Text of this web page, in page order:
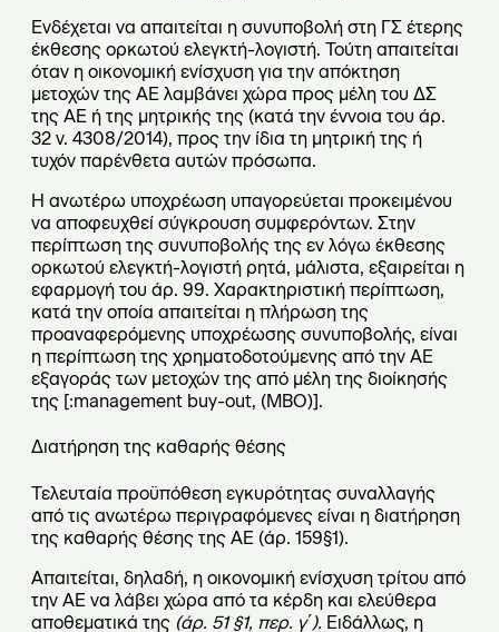
Ενδέχεται να απαιτείται η συνυποβολή στη ΓΣ έτερης
έκθεσης ορκωτού ελεγκτή-λογιστή. Τούτη απαιτείται
όταν η οικονομική ενίσχυση για την απόκτηση
μετοχών της ΑΕ λαμβάνει χώρα προς μέλη του ΔΣ
της ΑΕ ή της μητρικής της (κατά την έννοια του άρ.
32 ν. 4308/2014), προς την ίδια τη μητρική της ή
τυχόν παρένθετα αυτών πρόσωπα.
Η ανωτέρω υποχρέωση υπαγορεύεται προκειμένου
να αποφευχθεί σύγκρουση συμφερόντων. Στην
περίπτωση της συνυποβολής της εν λόγω έκθεσης
ορκωτού ελεγκτή-λογιστή ρητά, μάλιστα, εξαιρείται η
εφαρμογή του άρ. 99. Χαρακτηριστική περίπτωση,
κατά την οποία απαιτείται η πλήρωση της
προαναφερόμενης υποχρέωσης συνυποβολής, είναι
η περίπτωση της χρηματοδοτούμενης από την ΑΕ
εξαγοράς των μετοχών της από μέλη της διοίκησής
της [:management buy-out, (ΜΒΟ)].
Διατήρηση της καθαρής θέσης
Τελευταία προϋπόθεση εγκυρότητας συναλλαγής
από τις ανωτέρω περιγραφόμενες είναι η διατήρηση
της καθαρής θέσης της ΑΕ (άρ. 159§1).
Απαιτείται, δηλαδή, η οικονομική ενίσχυση τρίτου από
την ΑΕ να λάβει χώρα από τα κέρδη και ελεύθερα
αποθεματικά της (άρ. 51 §1, περ. γ΄). Ειδάλλως, η